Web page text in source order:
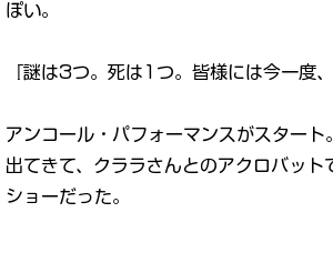
ぽい。
『謎は3つ。死は1つ。皆様には今一度
アンコール・パフォーマンスがスター
出てきて、クララさんとのアクロバット
ショーだった。